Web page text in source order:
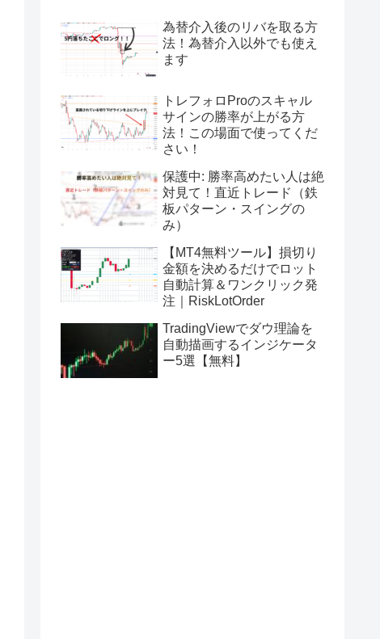
為替介入後のリバを取る方
法！為替介入以外でも使え
ます
トレフォロProのスキャル
サインの勝率が上がる方
法！この場面で使ってくだ
さい！
保護中: 勝率高めたい人は絶
対見て！直近トレード（鉄
板パターン・スイングの
み）
【MT4無料ツール】損切り
金額を決めるだけでロット
自動計算＆ワンクリック発
注｜RiskLotOrder
TradingViewでダウ理論を
自動描画するインジケータ
ー5選【無料】